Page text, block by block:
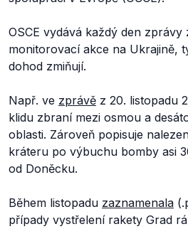
OSCE vydává každý den zprávy
monitorovací akce na Ukrajině,
dohod zmiňují.
Např. ve zprávě z 20. listopadu
klidu zbraní mezi osmou a
oblasti. Zároveň popisuje
kráteru po výbuchu bomby asi
od Doněcku.
Během listopadu zaznamenala
případy vystřelení rakety Grad